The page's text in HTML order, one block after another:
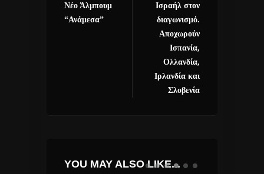
Νέο Άλμπουμ
“Ανάμεσα”
Ισραήλ στον
διαγωνισμό.
Αποχωρούν
Ισπανία,
Ολλανδία,
Ιρλανδία και
Σλοβενία
YOU MAY ALSO LIKE...